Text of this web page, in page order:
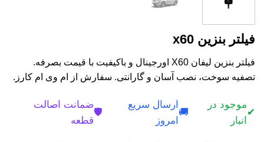
فیلتر بنزین x60
فیلتر بنزین لیفان X60 اورجینال و باکیفیت با قیمت بصرفه.
تصفیه سوخت، نصب آسان و گارانتی. سفارش از ام وی ام کارز.
✔
موجود در
انبار
🚚
ارسال سریع
امروز
🛡️
ضمانت اصالت
قطعه